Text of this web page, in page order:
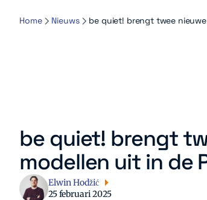
Home Nieuws be quiet! brengt twee
be quiet! brengt
modellen uit in de
Elwin Hodžić
25 februari 2025